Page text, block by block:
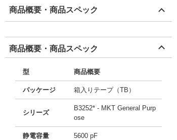
商品概要・商品スペック
商品概要・商品スペック
型 商品概要
パッケージ 箱入りテープ（TB）
シリーズ
B3252* - MKT General Purp
ose
静電容量 5600 pF